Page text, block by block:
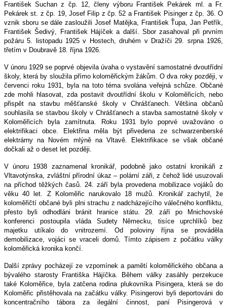
František Suchan z čp. 12, členy výboru František Pekárek ml. a Fr.
Pekárek st. z čp. 19, Josef Filip z čp. 52 a František Pisinger z čp. 36. O
vznik sboru se dále zasloužili Josef Matějka, František Ťupa, Jan Petřík,
František Šedivý, František Hájíček a další. Sbor zasahoval při prvním
požáru 5. listopadu 1925 v Hostech, druhém v Dražíči 29. srpna 1926,
třetím v Doubravě 18. října 1926.
V únoru 1929 se poprvé objevila úvaha o vystavění samostatné dvoutřídní
školy, která by sloužila přímo koloměřickým žákům. O dva roky později, v
červenci roku 1931, byla na toto téma svolána veřejná schůze. Občané
zde mohli hlasovat, zda postavit dvoutřídní školu v Koloměřicích, nebo
přispět na stavbu měšťanské školy v Chrášťanech. Většina občanů
souhlasila se stavbou školy v Chrášťanech a stavba samostatné školy v
Koloměřicích byla zamítnuta. Roku 1931 bylo poprvé uvažováno o
elektrifikaci obce. Elektřina měla být přivedena ze schwarzenberské
elektrárny na Novém mlýně na Vltavě. Elektrifikace se však občané
dočkali až o deset let později.
V únoru 1938 zaznamenal kronikář, podobně jako ostatní kronikáři z
Vltavotýnska, zvláštní přírodní úkaz – polární záři, z čehož lidé usuzovali
na příchod těžkých časů. 24. září byla provedena mobilizace vojáků do
věku 40 let. Z Koloměřic narukovalo 18 mužů. Kronikář zachytil, že
koloměřičtí občané byli plni strachu z nadcházejícího válečného konfliktu,
přesto byli odhodláni bránit hranice státu. 29. září po Mnichovské
konferenci postoupila vláda Sudety Německu, tisíce uprchlíků bez
majetku utíkalo do vnitrozemí. Od poloviny října se prováděla
demobilizace, vojáci se vraceli domů. Tímto zápisem z počátku války
koloměřická kronika končí.
Další zprávy pocházejí ze vzpomínek a pamětí koloměřického občana a
bývalého starosty Františka Hájíčka. Během války zasáhly perzekuce
také Koloměřice, byla zatčena rodina plukovníka Pisingera, která se do
Koloměřic přistěhovala na začátku války. Pisingerovi byli deportováni do
koncentračního tábora za ilegální činnost, paní Pisingerová v